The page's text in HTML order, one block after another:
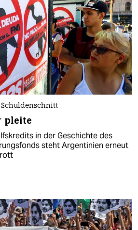
pleite
in der Geschichte des
steht Argentinien erneut